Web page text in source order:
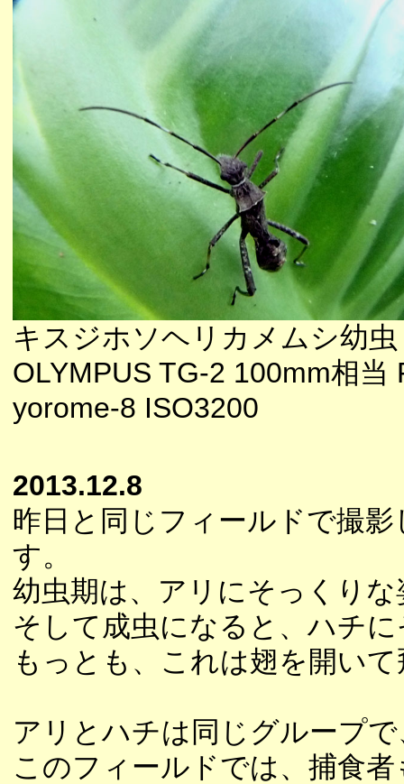
キスジホソヘリカメムシ幼虫
OLYMPUS TG-2 100mm相当
yorome-8 ISO3200
2013.12.8
昨日と同じフィールドで撮
す。
幼虫期は、アリにそっくり
そして成虫になると、ハチ
もっとも、これは翅を開い
アリとハチは同じグループ
このフィールドでは、捕食